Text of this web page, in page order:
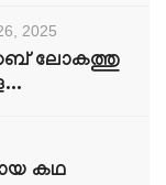
2025
ലോകത്തു
കഥ